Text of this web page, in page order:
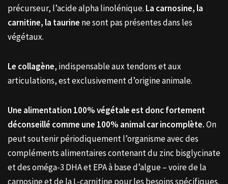
précurseur, l’acide alpha linolénique. La carnosine, la
carnitine, la taurine ne sont pas présentes dans les
végétaux.
Le collagène, indispensable aux tendons et aux
articulations, est exclusivement d’origine animale.
Une alimentation 100% végétale est donc fortement
déconseillé comme une 100% animal car incomplète.On
peut soutenir périodiquement l’organisme avec des
compléments alimentaires contenant du zinc bisglycinate
et des oméga-3 DHA et EPA à base d’algue – voire de la
carnosine et de la L-carnitine pour les besoins spécifiques.